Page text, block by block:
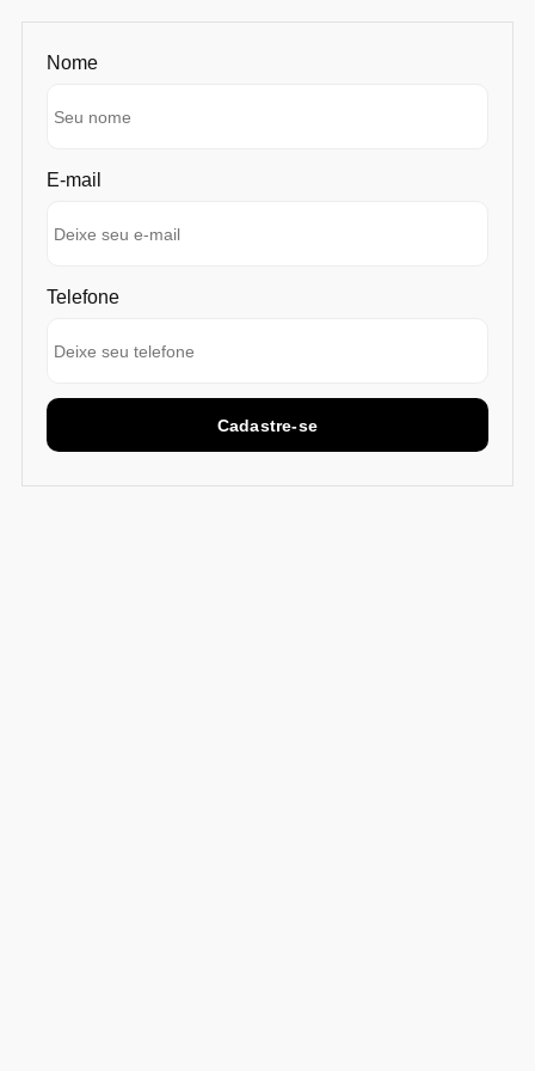
Nome
E-mail
Telefone
Cadastre-se